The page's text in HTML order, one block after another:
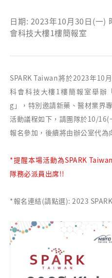
日期: 2023年10月30日(一)
會科技大樓1樓簡報室
SPARK Taiwan將於2023年10
科會科技大樓1樓簡報室舉辦
g」，特別邀請新藥、醫材業界
活動議程如下， 請團隊於10/16(
報名參加 ，後續將由辦公室代為
*提醒本場活動為SPARK
隊務必派員出席!!
*報名連結(請點選): 2023